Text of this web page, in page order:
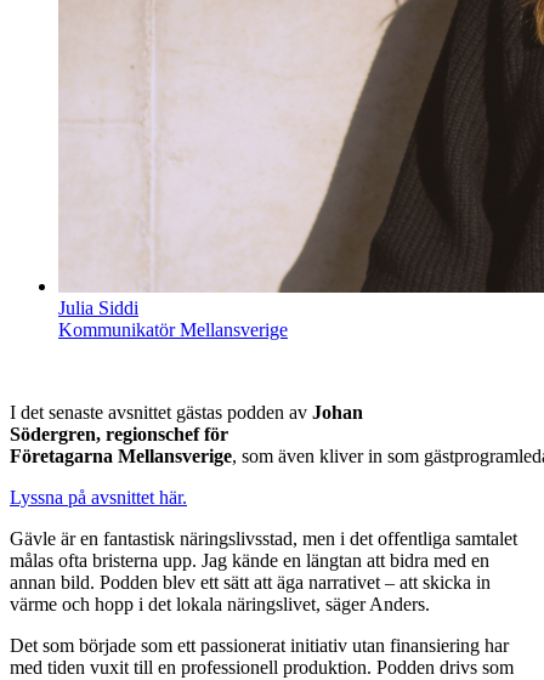
Julia Siddi
Kommunikatör Mellansverige
I det senaste avsnittet gästas podden av Johan
Södergren, regionschef för
Företagarna Mellansverige, som även kliver in som
Lyssna på avsnittet här.
Gävle är en fantastisk näringslivsstad, men i det offentliga samtalet
målas ofta bristerna upp. Jag kände en längtan att bidra med en
annan bild. Podden blev ett sätt att äga narrativet – att skicka in
värme och hopp i det lokala näringslivet, säger Anders.
Det som började som ett passionerat initiativ utan finansiering har
med tiden vuxit till en professionell produktion. Podden drivs som